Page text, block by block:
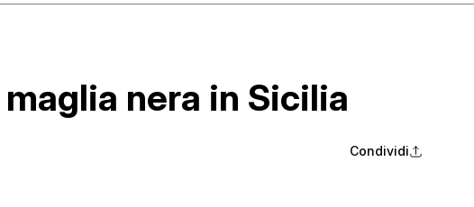
nera in Sicilia
Condividi